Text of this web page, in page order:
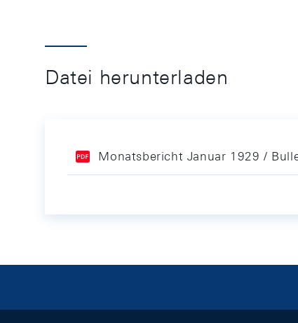
Datei herunterladen
Monatsbericht Januar 1929 /